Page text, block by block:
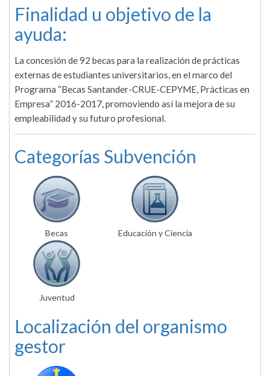
Finalidad u objetivo de la
ayuda:
La concesión de 92 becas para la realización de prácticas
externas de estudiantes universitarios, en el marco del
Programa “Becas Santander-CRUE-CEPYME, Prácticas en
Empresa” 2016-2017, promoviendo así la mejora de su
empleabilidad y su futuro profesional.
Categorías Subvención
Becas Educación y Ciencia
Juventud
Localización del organismo
gestor